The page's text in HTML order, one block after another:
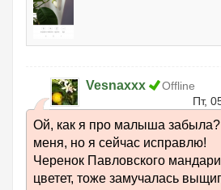
Vesnaxxx
Offline
Пт,
Ой, как я про малыша
меня, но я сейчас исправлю!
Черенок Павловского
цветет, тоже замучалась